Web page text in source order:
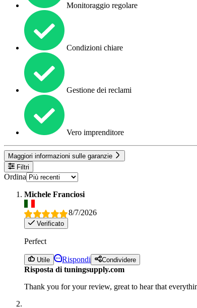
Monitoraggio regolare
Condizioni chiare
Gestione dei reclami
Vero imprenditore
Maggiori informazioni sulle garanzie
Filtri
Ordina
Michele Franciosi
8/7/2026
Verificato
Perfect
Utile Rispondi Condividere
Risposta di tuningsupply.com
Thank you for your review, great to hear that